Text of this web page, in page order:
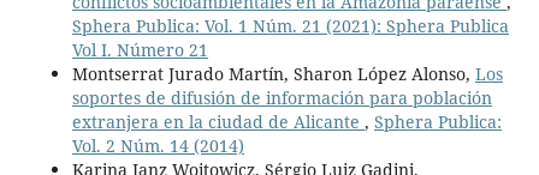
Sphera Publica: Vol. 1 Núm. 21 (2021): Sphera Publica
Vol I. Número 21
Montserrat Jurado Martín, Sharon López Alonso, Los
soportes de difusión de información para población
extranjera en la ciudad de Alicante , Sphera Publica:
Vol. 2 Núm. 14 (2014)
Karina Janz Woitowicz, Sérgio Luiz Gadini,